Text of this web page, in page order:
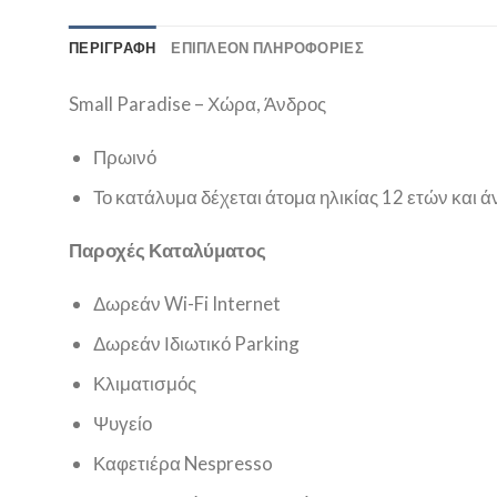
ΠΕΡΙΓΡΑΦΉ ΕΠΙΠΛΈΟΝ ΠΛΗΡΟΦΟΡΊΕΣ
Small Paradise – Χώρα, Άνδρος
Πρωινό
Το κατάλυμα δέχεται άτομα ηλικίας 12 ετών και
Παροχές Καταλύματος
Δωρεάν Wi-Fi Internet
Δωρεάν Ιδιωτικό Parking
Κλιματισμός
Ψυγείο
Καφετιέρα Nespresso